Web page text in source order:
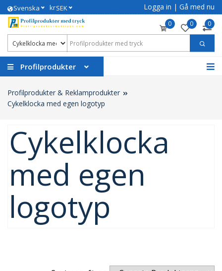
Svenska krSEK Logga in | Gå med nu
0 0 0
Profilprodukter
Profilprodukter & Reklamprodukter
Cykelklocka med egen logotyp
Cykelklocka
med egen
logotyp